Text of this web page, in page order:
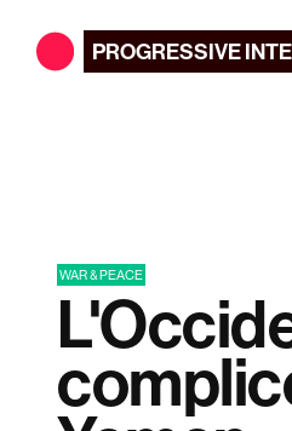
PROGRESSIVE
WAR & PEACE